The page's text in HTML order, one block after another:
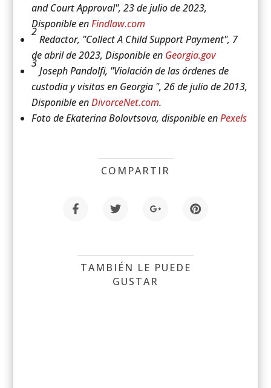
and Court Approval", 23 de julio de 2023,
Disponible enFindlaw.com
2
Redactor, "Collect A Child Support Payment", 7
de abril de 2023, Disponible en Georgia.gov
3
Joseph Pandolfi, "Violación de las órdenes de
custodia y visitas en Georgia ", 26 de julio de 2013,
Disponible enDivorceNet.com.
Foto de Ekaterina Bolovtsova, disponible enPexels
COMPARTIR
TAMBIÉN LE PUEDE
GUSTAR